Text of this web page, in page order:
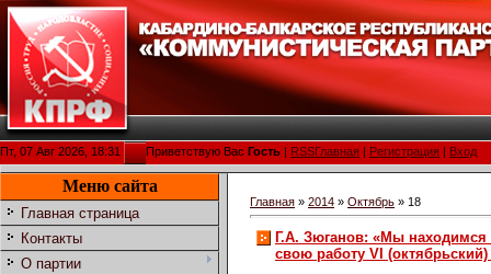
Пт, 07 Авг 2026, 18:31 Приветствую Вас Гость RSSГлавная Регистрация Вход
Меню сайта
Главная страница
Контакты
О партии
Главная » 2014 » Октябрь » 18
Г.А. Зюганов: «Мы
свою работу VI